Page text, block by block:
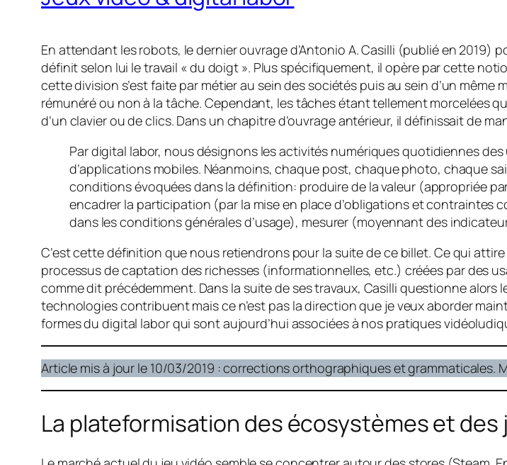
En attendant les robots, le dernier ouvrage d’Antonio A. Casilli (publié en 2019)
définit selon lui le travail « du doigt ». Plus spécifiquement, il opère par cette
cette division s’est faite par métier au sein des sociétés puis au sein d’un même
rémunéré ou non à la tâche. Cependant, les tâches étant tellement morcelées
d’un clavier ou de clics. Dans un chapitre d’ouvrage antérieur, il définissait de
Par digital labor, nous désignons les activités numériques quotidiennes
d’applications mobiles. Néanmoins, chaque post, chaque photo, chaque
conditions évoquées dans la définition: produire de la valeur (appropriée
encadrer la participation (par la mise en place d’obligations et
dans les conditions générales d’usage), mesurer (moyennant des
C’est cette définition que nous retiendrons pour la suite de ce billet. Ce qui
processus de captation des richesses (informationnelles, etc.) créées par des
comme dit précédemment. Dans la suite de ses travaux, Casilli questionne alors
technologies contribuent mais ce n’est pas la direction que je veux aborder
formes dudigital laborqui sont aujourd’hui associées à nos pratiques
Article mis à jour le 10/03/2019 : corrections orthographiques et grammaticales.
La plateformisation des écosystèmes et des